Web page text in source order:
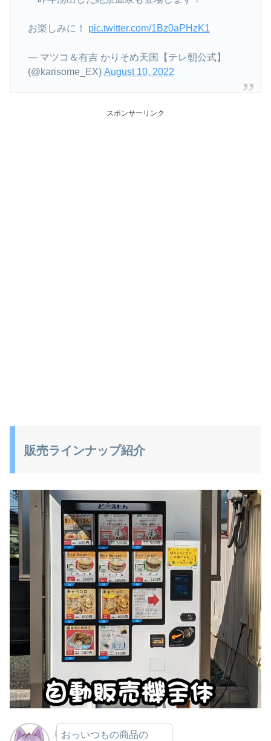
お楽しみに！ pic.twitter.com/1Bz0aPHzK1
— マツコ＆有吉 かりそめ天国【テレ朝公式】
(@karisome_EX) August 10, 2022
スポンサーリンク
販売ラインナップ紹介
おっいつもの商品の